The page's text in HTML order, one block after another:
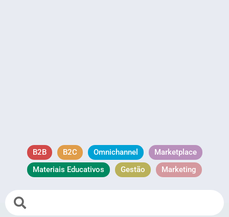
B2B B2C Omnichannel
Marketplace
Materiais Educativos
Gestão Marketing